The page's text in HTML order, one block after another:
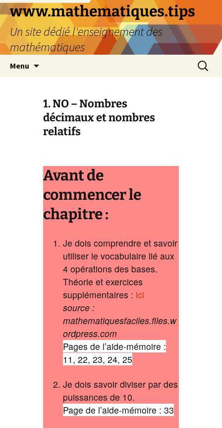
www.mathematiques.tips
Un site dédié l'enseignement des
mathématiques
Menu
1. NO – Nombres
décimaux et nombres
relatifs
Avant de
commencer le
chapitre :
Je dois comprendre et savoir
utiliser le vocabulaire lié aux
4 opérations des bases.
Théorie et exercices
supplémentaires : ici
source :
mathematiquesfaciles.files.w
ordpress.com
Pages de l’aide-mémoire :
11, 22, 23, 24, 25
Je dois savoir diviser par des
puissances de 10.
Page de l’aide-mémoire : 33